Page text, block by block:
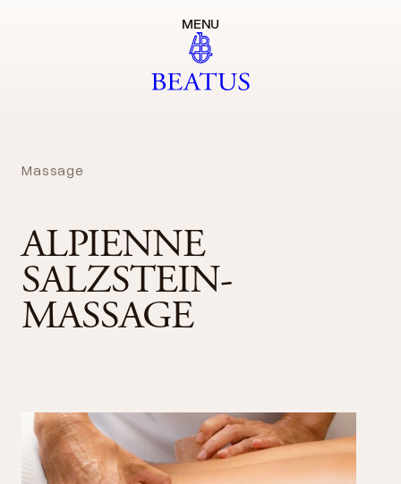
MENU
Massage
ALPIENNE
SALZSTEIN-
MASSAGE